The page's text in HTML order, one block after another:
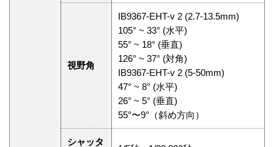
視野角
IB9367-EHT-v 2 (2.7-13.5mm)
105° ~ 33° (水平)
55° ~ 18° (垂直)
126° ~ 37° (対角)
IB9367-EHT-v 2 (5-50mm)
47° ~ 8° (水平)
26° ~ 5° (垂直)
55°〜9°（斜め方向）
シャッタ